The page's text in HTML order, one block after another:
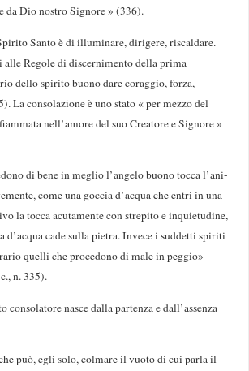
da Dio nostro Signore » (336).
Santo è di illuminare, dirigere, riscaldare.
Regole di discernimento della prima
dello spirito buono dare coraggio, forza,
La consolazione è uno stato « per mezzo del
nel­l’amore del suo Creatore e Signore »
di bene in meglio l’angelo buono tocca l’ani­
come una goccia d’acqua che entri in una
la tocca acutamente con strepito e inquietudine,
d’acqua cade sulla pietra. Invece i suddetti spiriti
quelli che procedono di male in peggio»
n. 335).
nasce dalla partenza e dall’assenza
può, egli solo, colmare il vuoto di cui parla il